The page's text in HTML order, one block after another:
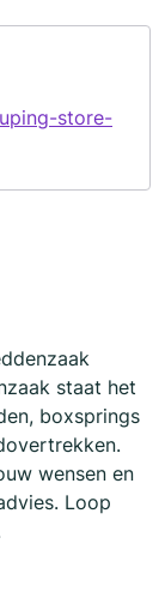
store-
staat het
boxsprings
wensen en
Loop